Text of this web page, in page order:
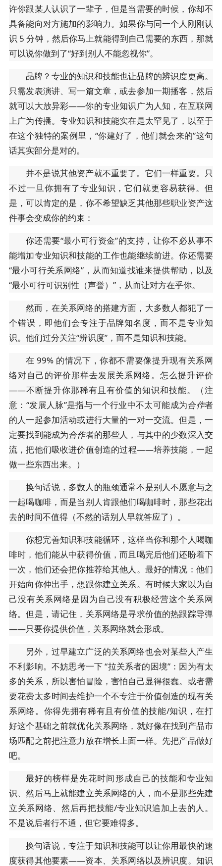
许你跟某人认识了一辈子，但是当需要的时候，你却不
具备能向对方施加的影响力。如果你与同一个人刚刚认
识 5 分钟，然后你马上就能得到自己需要的东西，那就
可以说你做到了“好到别人不能忽视你”。
品牌？专业的知识和技能也让品牌的辨识度更高。
只需发表演讲、写一篇文章，或去参加一期播客，然后
就可以大放异彩——你的专业知识广为人知，在互联网
上广为传播。专业知识和技能实在是太罕见了，以至于
在这个独特的案例里，“你建好了，他们就会来的”这句
话其实部分是对的。
并不是说其他资产就不重要了。它们一样重要。只
不过一旦你拥有了专业知识，它们就更容易获得。但
是，可以肯定的是，你不希望缺乏其他那些职业资产这
件事会变成你的约束：
你还需要“最小可行资金”的支持，让你不必从事不
能增加专业知识和技能的工作也能继续前进。你还需要
“最小可行关系网络”，从而知道找谁来提供帮助，以及
“最小可行可识别性（声誉）”，从而让对方在乎你。
然而，在关系网络的搭建方面，大多数人都犯了一
个错误，即他们会专注于品牌知名度，而不是专业知
识。他们过分关注“辨识度”，而不是知识和技能。
在 99% 的情况下，你都不需要像提升现有关系网
络对自己的评价那样去发展关系网络。怎么提升评价
——不断提升你那稀有且有价值的知识和技能。（注
意：“发展人脉”是指与一个行业中不太可能成为合作者
的人一起参加活动或进行大量的一对一交流。但是，一
定要找到能成为合作者的那些人，与其中的少数深入交
流，把他们吸收进价值创造的过程——培养技能，一起
做一些东西出来。）
换句话说，多数人的瓶颈通常不是别人不愿意与之
一起喝咖啡，而是当别人肯跟他们喝咖啡时，那些花出
去的时间不值得（不然的话别人早就答应了）。
你想完善知识和技能循环，这样当你和那个人喝咖
啡时，他们能从中获得价值，而且喝完后他们还盼着下
一次，他们还会把你推荐给其他人。最好的情况：他们
开始向你伸出手，想跟你建立关系。有时候大家以为自
己没有关系网络是因为自己没有积极经营这个关系网
络。但是，请记住，关系网络是寻求价值的热跟踪导弹
——只要你提供价值，关系网络就会形成。
另外，过早建立广泛的关系网络也会对某些人产生
不利影响。不妨思考一下 “拉关系者的困境”：因为有太
多的关系，所以害怕冒险，害怕自己显得很蠢。或者需
要花费太多时间去维护一个不专注于价值创造的现有关
系网络。你得先拥有稀有且有价值的技能/知识，在打
好这个基础之前就优化关系网络，就好像在找到产品市
场匹配之前把注意力放在增长上面一样。先把产品做好
吧。
最好的榜样是先花时间形成自己的技能和专业知
识、然后马上就能建立关系网络的人，而不是那些先建
立关系网络、然后再把技能/专业知识追加上去的人。
不是说后者行不通，但它要难得多。
换句话说，专注于知识和技能可以让你用最快的速
度获得其他要素——资本、关系网络以及辨识度。知识